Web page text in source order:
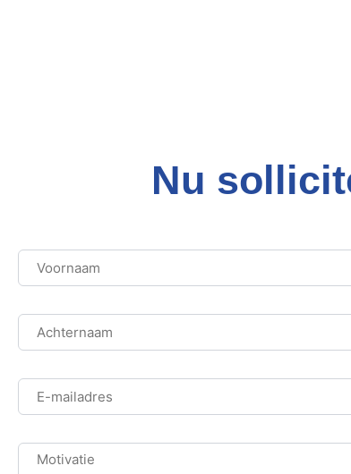
Nu
Voornaam
Voornaam
Achternaam
Achternaam
E-
mailadres
Motivatie